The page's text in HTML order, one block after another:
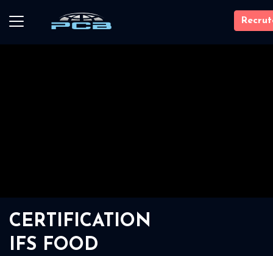
CERTIFICATION
IFS FOOD